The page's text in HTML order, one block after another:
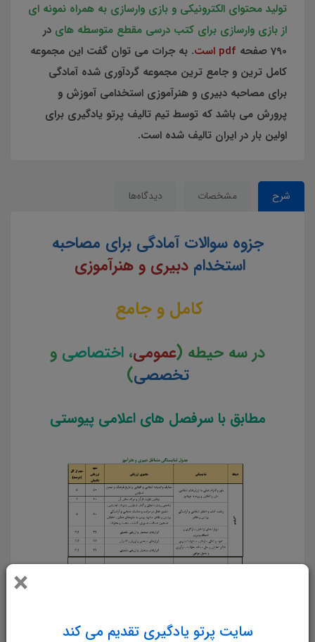
×
سایت پرتو یادگیری تقدیم می کند
تولید محتوای الکترونیکی و بازی وارسازی به همراه نمونه ای
از بازی وارسازی برای کتب درسی مقطع متوسطه های در
790 صفحه pdf است
. به جرات می توان گفت این مجموعه
کامل ترین و جامع ترین مجموعه گردآوری شده آمادگی
برای مصاحبه دبیری و هنرآموزی استخدامی آموزش و
پرورش می باشد که توسط تیم تالیف پرتو یادگیری برای
اولین بار در ایران تالیف شده است.
شرح مشخصات دیدگاه‌ها
جزوه سوالات آمادگی برای مصاحبه
استخدام دبیری و هنرآموزی
کامل و جامع
در سه حیطه (عمومی، اختصاصی و
تخصصی)
مطابق با سرفصل های اعلامی پیوستی